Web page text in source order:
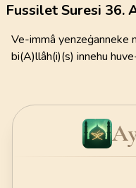
Fussilet Suresi 36.
Ve-immâ yenzeġanneke
bi(A)llâh(i)(s) innehu